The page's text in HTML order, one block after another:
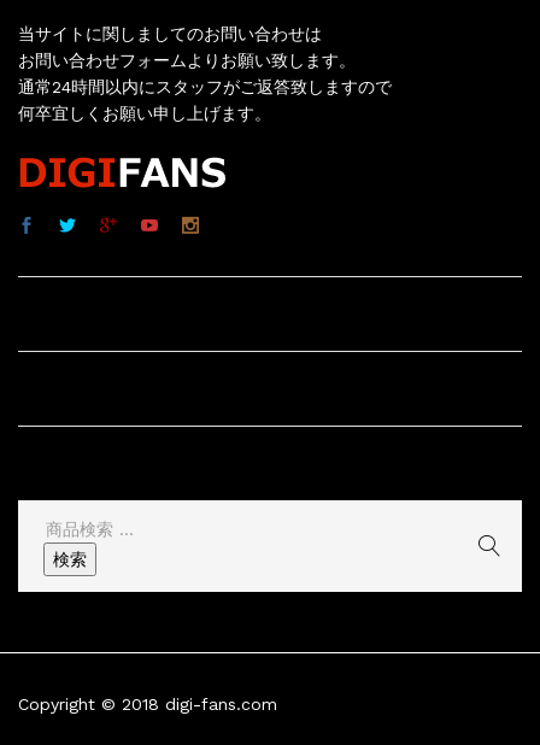
当サイトに関しましてのお問い合わせは
お問い合わせフォームよりお願い致します。
通常24時間以内にスタッフがご返答致しますので
何卒宜しくお願い申し上げます。
検
索
結
検索
Copyright © 2018 digi-fans.com